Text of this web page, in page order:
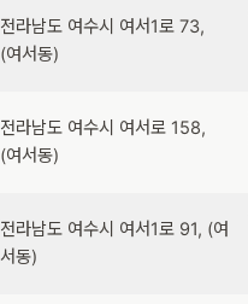
전라남도 여수시 여서1로 73,
(여서동)
전라남도 여수시 여서로 158,
(여서동)
전라남도 여수시 여서1로 91, (여
서동)